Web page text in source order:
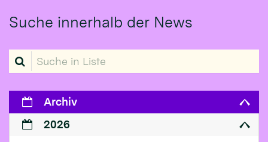
Suche innerhalb der News
Suche in Liste
Archiv
2026